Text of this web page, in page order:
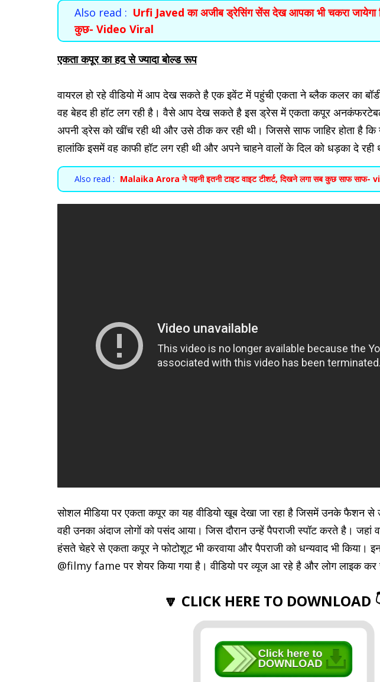
Also read : Urfi Javed का अजीब ड्रेसिंग सेंस देख आपका भी चकरा जायेगा
कुछ- Video Viral
एकता कपूर का हद से ज्यादाबोल्डरूप
वायरल हो रहे वीडियो में आप देख सकते है एक इवेंट में पहुंची एकता ने ब्लैक कलर का
वह बेहद ही हॉट लग रही है। वैसे आप देख सकते है इस ड्रेस में एकता कपूर अनकंफरटेबल
अपनी ड्रेस को खींच रही थी और उसे ठीक कर रही थी। जिससे साफ जाहिर होता है कि
हालांकि इसमें वह काफी हॉट लग रही थी और अपने चाहने वालों के दिल को धड़का दे रही
Also read : Malaika Arora ने पहनी इतनी टाइट वाइट टीशर्ट, दिखने लगा सब कुछ साफ
सोशल मीडिया पर एकता कपूर का यह वीडियो खूब देखा जा रहा है जिसमें उनके फैशन
वही उनका अंदाज लोगों को पसंद आया। जिस दौरान उन्हें पैपराजी स्पॉट करते है।
हंसते चेहरे से एकता कपूर ने फोटोशूट भी करवाया और पैपराजी को धन्यवाद भी किया।
@filmy fame पर शेयर किया गया है। वीडियो पर व्यूज आ रहे है और लोग लाइक कर
🔽 CLICK HERE TO DOWNLOAD